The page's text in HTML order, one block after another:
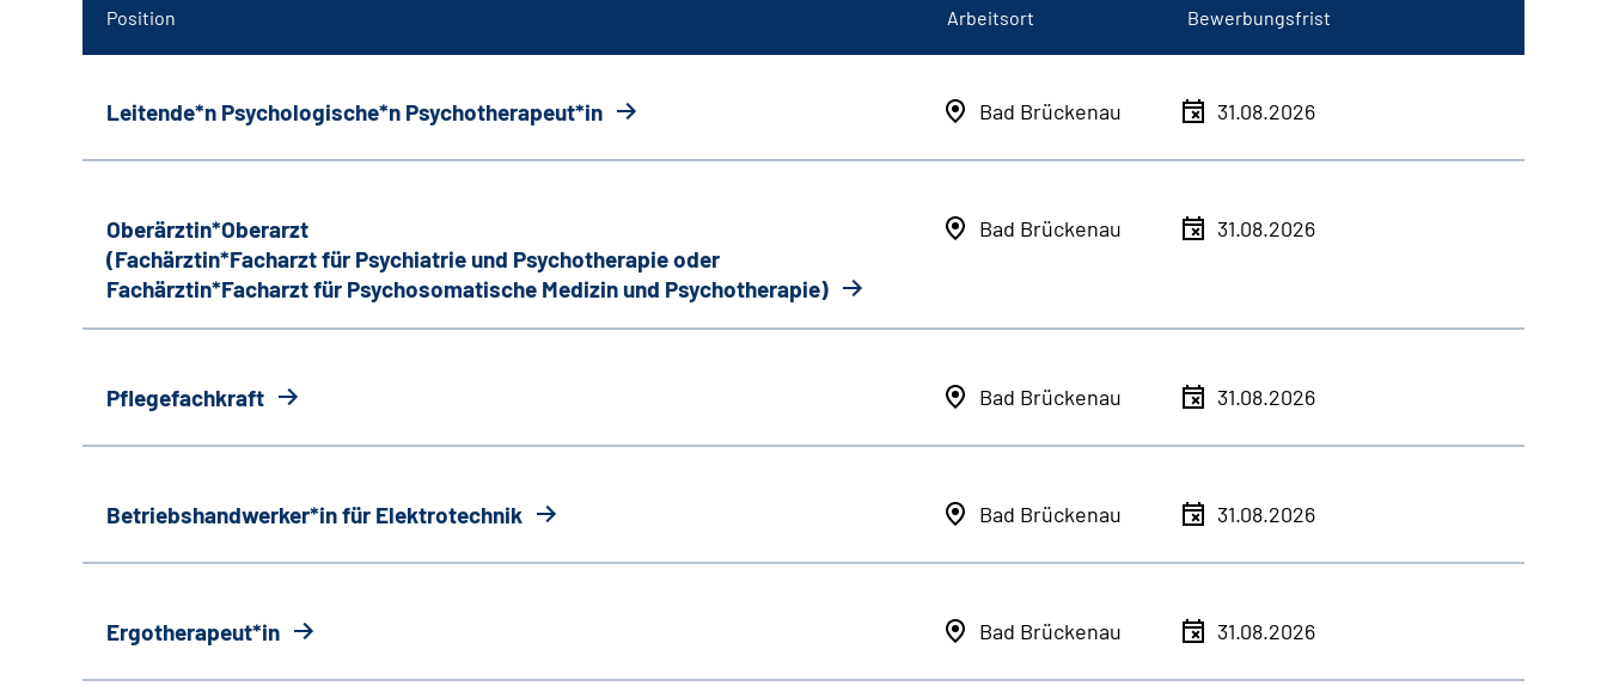
Position Arbeitsort Bewerbungsfrist
Leitende*n Psychologische*n Psychotherapeut*in Bad Brückenau 31.08.2026
Oberärztin*Oberarzt
(Fachärztin*Facharzt für Psychiatrie und Psychotherapie oder
Fachärztin*Facharzt für Psychosomatische Medizin und Psychotherapie)
Bad Brückenau 31.08.2026
Pflegefachkraft Bad Brückenau 31.08.2026
Betriebshandwerker*in für Elektrotechnik Bad Brückenau 31.08.2026
Ergotherapeut*in Bad Brückenau 31.08.2026